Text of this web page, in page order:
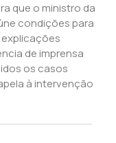
que o ministro da
condições para
de imprensa
os casos
à intervenção